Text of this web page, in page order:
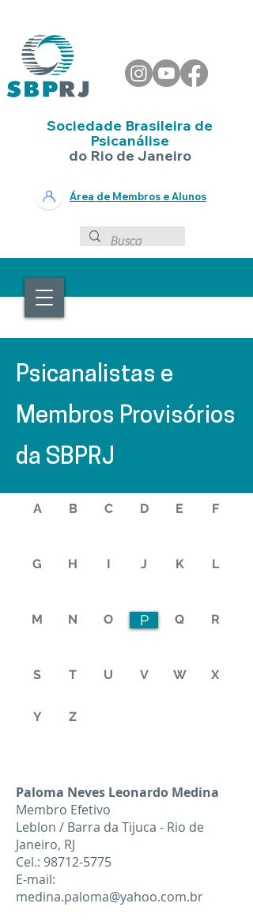
Sociedade Brasileira de
Psicanálise
do Rio de Janeiro
Área de Membros e Alunos
Psicanalistas e
Membros Provisórios
da SBPRJ
A B C D E F
G H I J K L
M N O P Q R
S
Y
T
Z
U V W X
Paloma Neves Leonardo Medina
Membro Efetivo
Leblon / Barra da Tijuca - Rio de
Janeiro, RJ
Cel.: 98712-5775
E-mail:
medina.paloma@yahoo.com.br